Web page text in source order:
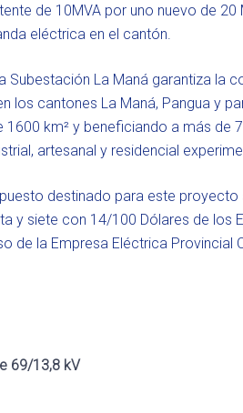
de 10MVA por uno nuevo de
eléctrica en el cantón.
Subestación La Maná garantiza la
los cantones La Maná, Pangua y
km² y beneficiando a más de
artesanal y residencial
destinado para este proyecto
y siete con 14/100 Dólares de los
de la Empresa Eléctrica Provincial
69/13,8 kV